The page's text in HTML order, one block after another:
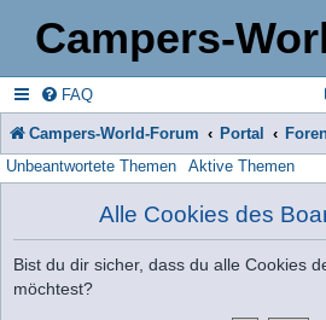
Campers-
FAQ
Campers-World-Forum Portal
Unbeantwortete Themen Aktive Themen
Alle Cookies des
Bist du dir sicher, dass du alle Cookies
möchtest?